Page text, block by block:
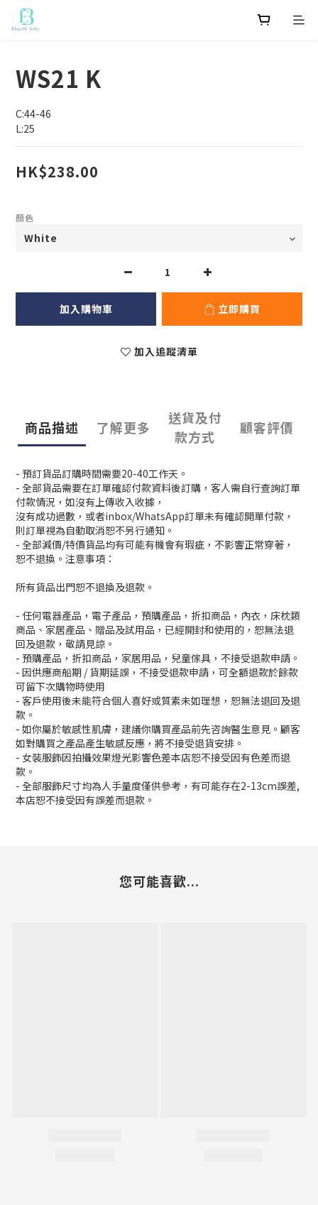
WS21 K
C:44-46
L:25
HK$238.00
顏色
加入購物車 立即購買
加入追蹤清單
商品描述 了解更多
送貨及付
款方式
顧客評價
- 預訂貨品訂購時間需要20-40工作天。
- 全部貨品需要在訂單確認付款資料後訂購，客人需自行查詢訂單
付款情況，如沒有上傳收入收據，
沒有成功過數，或者inbox/WhatsApp訂單未有確認開單付款，
則訂單視為自動取消恕不另行通知。
- 全部減價/特價貨品均有可能有機會有瑕疵，不影響正常穿著，
恕不退換。注意事項：
所有貨品出門恕不退換及退款。
- 任何電器產品，電子產品，預購產品，折扣商品，內衣，床枕類
商品、家居產品、贈品及試用品，已經開封和使用的，恕無法退
回及退款，敬請見諒。
- 預購產品，折扣商品，家居用品，兒童傢具，不接受退款申請。
- 因供應商船期 / 貨期延誤，不接受退款申請，可全額退款於餘款
可留下次購物時使用
- 客戶使用後未能符合個人喜好或質素未如理想，恕無法退回及退
款。
- 如你屬於敏感性肌膚，建議你購買產品前先咨詢醫生意見。顧客
如對購買之產品產生敏感反應，將不接受退貨安排。
- 女裝服飾因拍攝效果燈光影響色差本店恕不接受因有色差而退
款。
- 全部服飾尺寸均為人手量度僅供參考，有可能存在2-13cm誤差,
本店恕不接受因有誤差而退款。
您可能喜歡...